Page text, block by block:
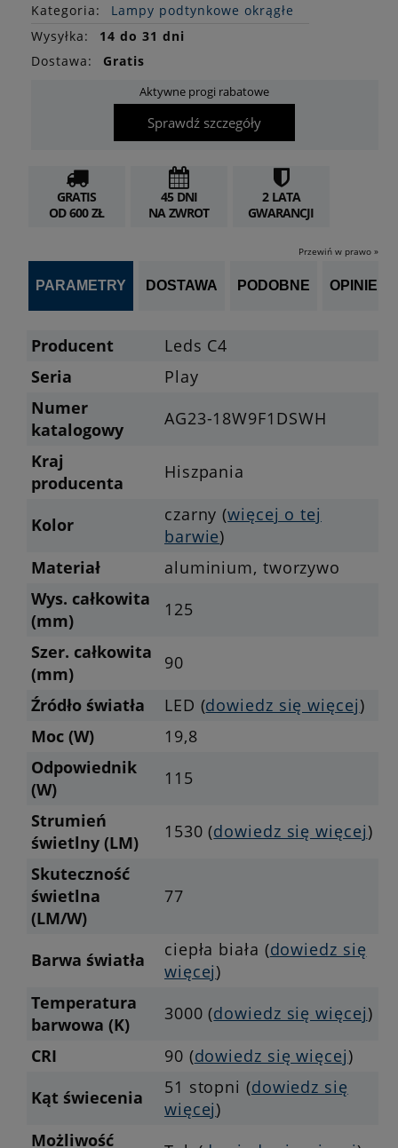
Kategoria:
Lampy podtynkowe okrągłe
Wysyłka:
14 do 31 dni
Dostawa:
Gratis
Aktywne progi rabatowe
Sprawdź szczegóły
GRATIS
OD 600 ZŁ
45 DNI
NA ZWROT
2 LATA
GWARANCJI
Przewiń w prawo »
PARAMETRY DOSTAWA PODOBNE OPINIE (0)
Producent
Leds C4
Seria
Play
Numer
katalogowy
AG23-18W9F1DSWH
Kraj
producenta
Hiszpania
Kolor czarny (więcej o tej
barwie)
Materiał
aluminium, tworzywo
Wys. całkowita
(mm)
125
Szer. całkowita
(mm)
90
Źródło światła
LED (dowiedz się więcej)
Moc (W)
19,8
Odpowiednik
(W)
115
Strumień
świetlny (LM)
1530 (dowiedz się więcej)
Skuteczność
świetlna
(LM/W)
77
Barwa światła ciepła biała (dowiedz się
więcej)
Temperatura
barwowa (K)
3000 (dowiedz się więcej)
CRI
90 (dowiedz się więcej)
Kąt świecenia
51 stopni (dowiedz się
więcej)
Możliwość